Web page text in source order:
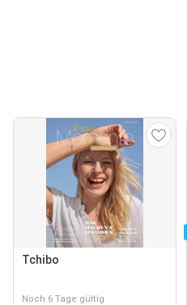
Tchibo
Noch 6 Tage gültig